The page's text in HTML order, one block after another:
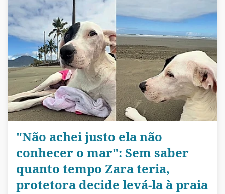
"Não achei justo ela não
conhecer o mar": Sem saber
quanto tempo Zara teria,
protetora decide levá-la à praia